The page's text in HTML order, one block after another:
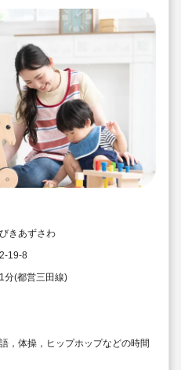
きあずさわ
19-8
分(都営三田線)
，体操，ヒップホップなどの時間